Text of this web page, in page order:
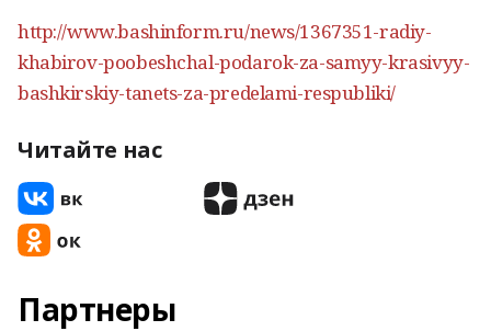
http://www.bashinform.ru/news/1367351-radiy-
khabirov-poobeshchal-podarok-za-samyy-krasivyy-
bashkirskiy-tanets-za-predelami-respubliki/
Читайте нас
Партнеры